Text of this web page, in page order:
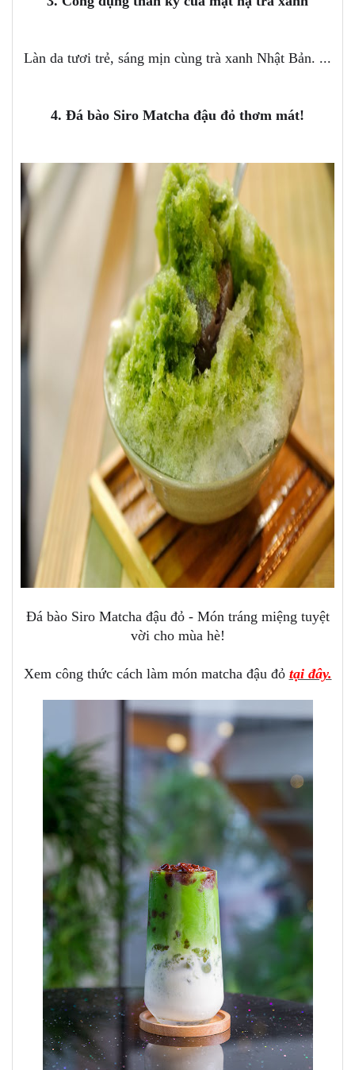
Làn da tươi trẻ, sáng mịn cùng trà xanh Nhật Bản. ...
4. Đá bào Siro Matcha đậu đỏ thơm mát!
Đá bào Siro Matcha đậu đỏ - Món tráng miệng tuyệt
vời cho mùa hè!
Xem công thức cách làm món matcha đậu đỏ tại đây.